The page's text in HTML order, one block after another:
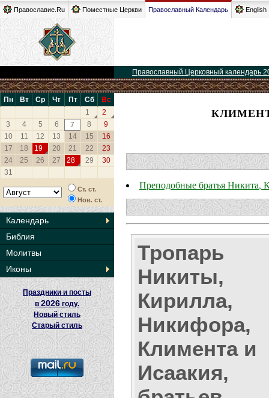
Православие.Ru Поместные Церкви Православный Календарь English
Православный Церковный календарь
Пн Вт Ср Чт Пт Сб
Вс
1
2
3
4 5 6 7 8
9
10
11 12 13 14 15
16
17
18 19 20 21 22
23
24
25 26 27 28 29
30
31
Ст. ст.
Нов. ст.
Календарь
Библия
Молитвы
Иконы
Праздники и посты
в2026 году.
Новый стиль
Старый стиль
Преподобные братья
Тропарь
Никиты,
Кирилла,
Никифора,
Климента и
Исаакия,